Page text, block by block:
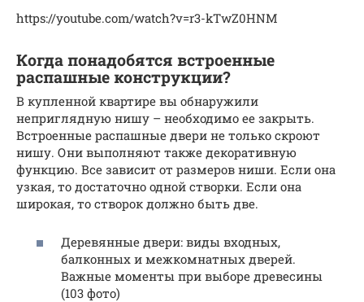
https://youtube.com/watch?v=r3-kTwZ0HNM
Когда понадобятся встроенные
распашные конструкции?
В купленной квартире вы обнаружили
неприглядную нишу – необходимо ее закрыть.
Встроенные распашные двери не только скроют
нишу. Они выполняют также декоративную
функцию. Все зависит от размеров ниши. Если она
узкая, то достаточно одной створки. Если она
широкая, то створок должно быть две.
Деревянные двери: виды входных,
балконных и межкомнатных дверей.
Важные моменты при выборе древесины
(103 фото)